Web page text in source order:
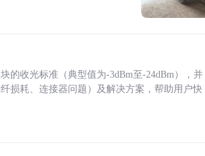
的收光标准（典型值为-3dBm至-24dBm），并
损耗、连接器问题）及解决方案，帮助用户快